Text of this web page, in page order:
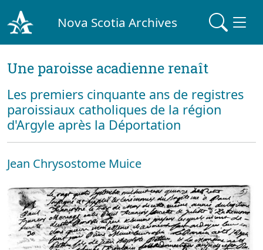
Nova Scotia Archives
Une paroisse acadienne renaît
Les premiers cinquante ans de registres
paroissiaux catholiques de la région
d'Argyle après la Déportation
Jean Chrysostome Muice